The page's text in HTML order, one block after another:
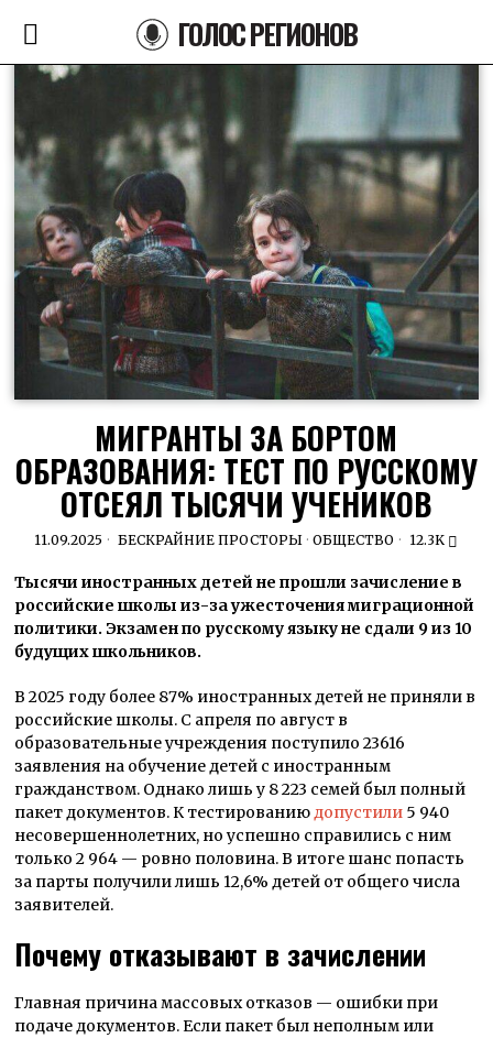
ГОЛОС РЕГИОНОВ
МИГРАНТЫ ЗА БОРТОМ
ОБРАЗОВАНИЯ: ТЕСТ ПО РУССКОМУ
ОТСЕЯЛ ТЫСЯЧИ УЧЕНИКОВ
11.09.2025 БЕСКРАЙНИЕ ПРОСТОРЫ · ОБЩЕСТВО 12.3K
Тысячи иностранных детей не прошли зачисление в
российские школы из-за ужесточения миграционной
политики. Экзамен по русскому языку не сдали 9 из 10
будущих школьников.
В 2025 году более 87% иностранных детей не приняли в
российские школы. С апреля по август в
образовательные учреждения поступило 23616
заявления на обучение детей с иностранным
гражданством. Однако лишь у 8 223 семей был полный
пакет документов. К тестированиюдопустили 5 940
несовершеннолетних, но успешно справились с ним
только 2 964 — ровно половина. В итоге шанс попасть
за парты получили лишь 12,6% детей от общего числа
заявителей.
Почему отказывают в зачислении
Главная причина массовых отказов — ошибки при
подаче документов. Если пакет был неполным или